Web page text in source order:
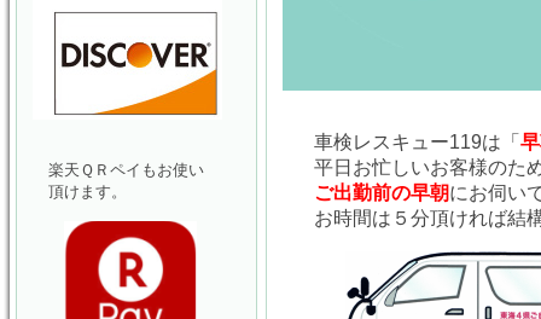
車検レスキュー119は「
平日お忙しいお客様のた
ご出勤前の早朝にお伺い
お時間は５分頂ければ結
楽天ＱＲペイもお使い
頂けます。